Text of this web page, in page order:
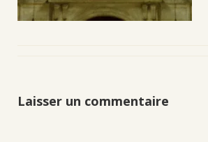
Laisser un commentaire